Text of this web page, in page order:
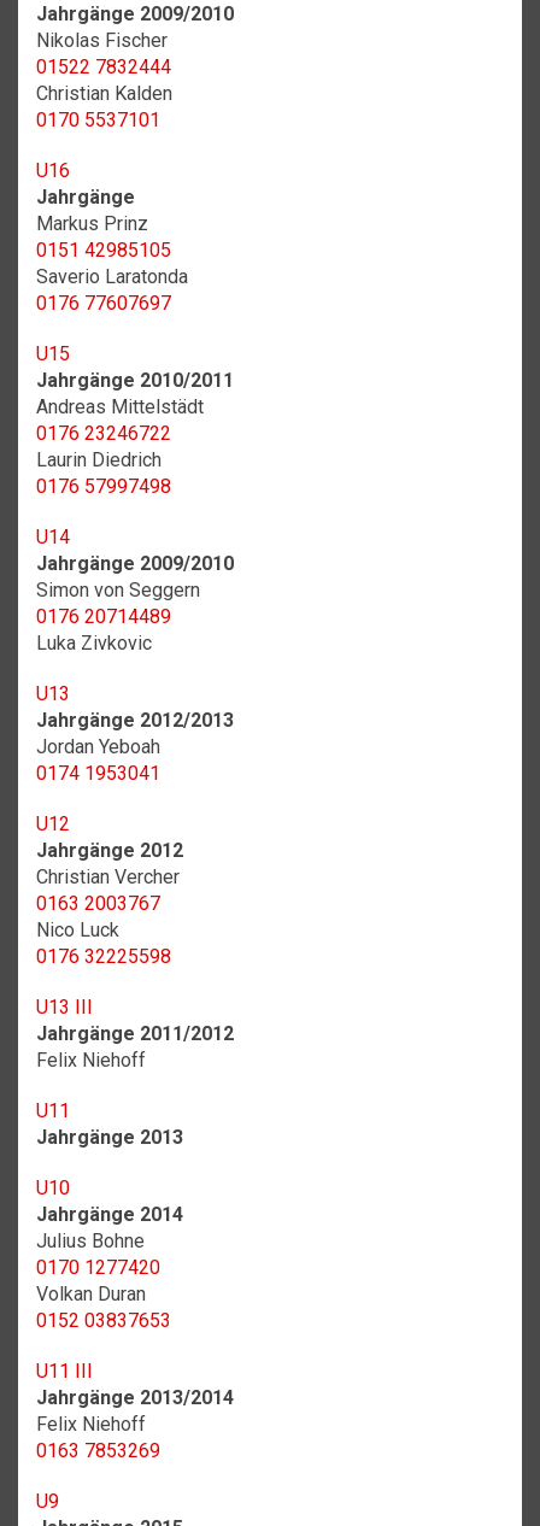
Jahrgänge 2009/2010
Nikolas Fischer
01522 7832444
Christian Kalden
0170 5537101
U16
Jahrgänge
Markus Prinz
0151 42985105
Saverio Laratonda
0176 77607697
U15
Jahrgänge 2010/2011
Andreas Mittelstädt
0176 23246722
Laurin Diedrich
0176 57997498
U14
Jahrgänge 2009/2010
Simon von Seggern
0176 20714489
Luka Zivkovic
U13
Jahrgänge 2012/2013
Jordan Yeboah
0174 1953041
U12
Jahrgänge 2012
Christian Vercher
0163 2003767
Nico Luck
0176 32225598
U13 III
Jahrgänge 2011/2012
Felix Niehoff
U11
Jahrgänge 2013
U10
Jahrgänge 2014
Julius Bohne
0170 1277420
Volkan Duran
0152 03837653
U11 III
Jahrgänge 2013/2014
Felix Niehoff
0163 7853269
U9